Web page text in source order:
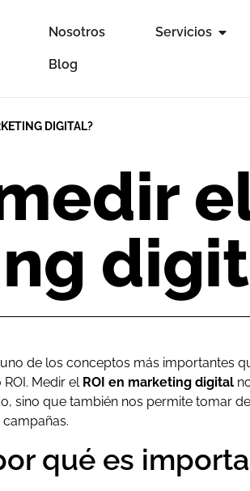
Nosotros Servicios
Blog
DIGITAL?
de los conceptos más importantes
Medir el ROI en marketing digital
sino que también nos permite tomar
qué es